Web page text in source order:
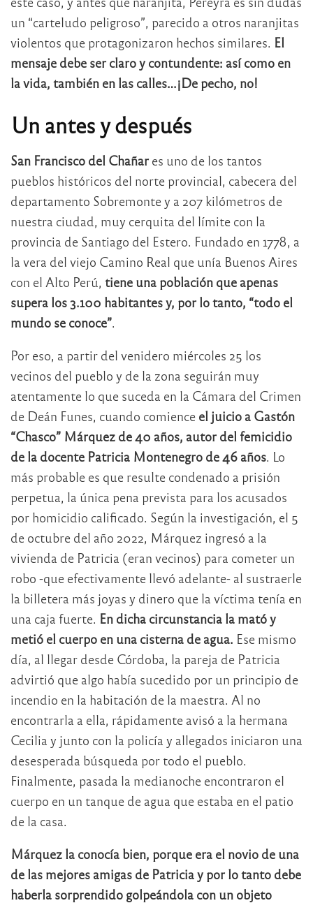
un “carteludo peligroso”, parecido a otros naranjitas
violentos que protagonizaron hechos similares. El
mensaje debe ser claro y contundente: así como en
la vida, también en las calles…¡De pecho, no!
Un antes y después
San Francisco del Chañar es uno de los tantos
pueblos históricos del norte provincial, cabecera del
departamento Sobremonte y a 207 kilómetros de
nuestra ciudad, muy cerquita del límite con la
provincia de Santiago del Estero. Fundado en 1778, a
la vera del viejo Camino Real que unía Buenos Aires
con el Alto Perú, tiene una población que apenas
supera los 3.100 habitantes y, por lo tanto, “todo el
mundo se conoce”
Por eso, a partir del venidero miércoles 25 los
vecinos del pueblo y de la zona seguirán muy
atentamente lo que suceda en la Cámara del Crimen
de Deán Funes, cuando comience el juicio a Gastón
“Chasco” Márquez de 40 años, autor del femicidio
de la docente Patricia Montenegro de 46 años . Lo
más probable es que resulte condenado a prisión
perpetua, la única pena prevista para los acusados
por homicidio calificado. Según la investigación, el 5
de octubre del año 2022, Márquez ingresó a la
vivienda de Patricia (eran vecinos) para cometer un
robo -que efectivamente llevó adelante- al sustraerle
la billetera más joyas y dinero que la víctima tenía en
una caja fuerte. En dicha circunstancia la mató y
metió el cuerpo en una cisterna de agua. Ese mismo
día, al llegar desde Córdoba, la pareja de Patricia
advirtió que algo había sucedido por un principio de
incendio en la habitación de la maestra. Al no
encontrarla a ella, rápidamente avisó a la hermana
Cecilia y junto con la policía y allegados iniciaron una
desesperada búsqueda por todo el pueblo.
Finalmente, pasada la medianoche encontraron el
cuerpo en un tanque de agua que estaba en el patio
de la casa.
Márquez la conocía bien, porque era el novio de una
de las mejores amigas de Patricia y por lo tanto debe
haberla sorprendido golpeándola con un objeto